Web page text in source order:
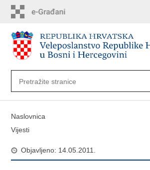
sadržaj
Naslovnica
Vijesti
Objavljeno: 14.05.2011.